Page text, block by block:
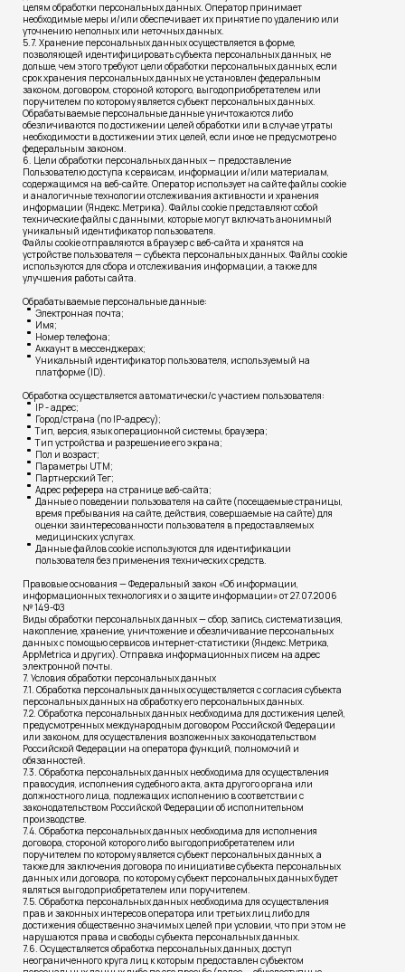
целям обработки персональных данных. Оператор принимает
необходимые меры и/или обеспечивает их принятие по удалению или
уточнению неполных или неточных данных.
5.7. Хранение персональных данных осуществляется в форме,
позволяющей идентифицировать субъекта персональных данных, не
дольше, чем этого требуют цели обработки персональных данных, если
срок хранения персональных данных не установлен федеральным
законом, договором, стороной которого, выгодоприобретателем или
поручителем по которому является субъект персональных данных.
Обрабатываемые персональные данные уничтожаются либо
обезличиваются по достижении целей обработки или в случае утраты
необходимости в достижении этих целей, если иное не предусмотрено
федеральным законом.
6. Цели обработки персональных данных — предоставление
Пользователю доступа к сервисам, информации и/или материалам,
содержащимся на веб-сайте. Оператор использует на сайте файлы cookie
и аналогичные технологии отслеживания активности и хранения
информации (Яндекс.Метрика). Файлы cookie представляют собой
технические файлы с данными, которые могут включать анонимный
уникальный идентификатор пользователя.
Файлы cookie отправляются в браузер с веб-сайта и хранятся на
устройстве пользователя — субъекта персональных данных. Файлы cookie
используются для сбора и отслеживания информации, а также для
улучшения работы сайта.
Обрабатываемые персональные данные:
Электронная почта;
Имя;
Номер телефона;
Аккаунт в мессенджерах;
Уникальный идентификатор пользователя, используемый на
платформе (ID).
Обработка осуществляется автоматически/с участием пользователя:
IP - адрес;
Город/страна (по IP-адресу);
Тип, версия, язык операционной системы, браузера;
Тип устройства и разрешение его экрана;
Пол и возраст;
Параметры UTM;
Партнерский Тег;
Адрес реферера на странице веб-сайта;
Данные о поведении пользователя на сайте (посещаемые страницы,
время пребывания на сайте, действия, совершаемые на сайте) для
оценки заинтересованности пользователя в предоставляемых
медицинских услугах.
Данные файлов cookie используются для идентификации
пользователя без применения технических средств.
Правовые основания — Федеральный закон «Об информации,
информационных технологиях и о защите информации» от 27.07.2006
№ 149-ФЗ
Виды обработки персональных данных — сбор, запись, систематизация,
накопление, хранение, уничтожение и обезличивание персональных
данных с помощью сервисов интернет-статистики (Яндекс.Метрика,
AppMetrica и других). Отправка информационных писем на адрес
электронной почты.
7. Условия обработки персональных данных
7.1. Обработка персональных данных осуществляется с согласия субъекта
персональных данных на обработку его персональных данных.
7.2. Обработка персональных данных необходима для достижения целей,
предусмотренных международным договором Российской Федерации
или законом, для осуществления возложенных законодательством
Российской Федерации на оператора функций, полномочий и
обязанностей.
7.3. Обработка персональных данных необходима для осуществления
правосудия, исполнения судебного акта, акта другого органа или
должностного лица, подлежащих исполнению в соответствии с
законодательством Российской Федерации об исполнительном
производстве.
7.4. Обработка персональных данных необходима для исполнения
договора, стороной которого либо выгодоприобретателем или
поручителем по которому является субъект персональных данных, а
также для заключения договора по инициативе субъекта персональных
данных или договора, по которому субъект персональных данных будет
являться выгодоприобретателем или поручителем.
7.5. Обработка персональных данных необходима для осуществления
прав и законных интересов оператора или третьих лиц либо для
достижения общественно значимых целей при условии, что при этом не
нарушаются права и свободы субъекта персональных данных.
7.6. Осуществляется обработка персональных данных, доступ
неограниченного круга лиц к которым предоставлен субъектом